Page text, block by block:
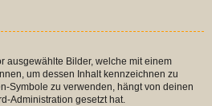
ausgewählte Bilder, welche mit einem
um dessen Inhalt kennzeichnen zu
Symbole zu verwenden, hängt von deinen
Administration gesetzt hat.